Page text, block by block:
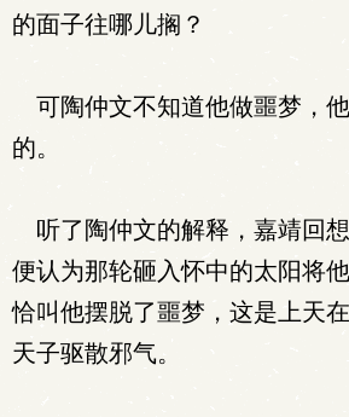
的面子往哪儿搁？
可陶仲文不知道他做噩梦，
的。
听了陶仲文的解释，嘉靖回想
便认为那轮砸入怀中的太阳将
恰叫他摆脱了噩梦，这是上天
天子驱散邪气。